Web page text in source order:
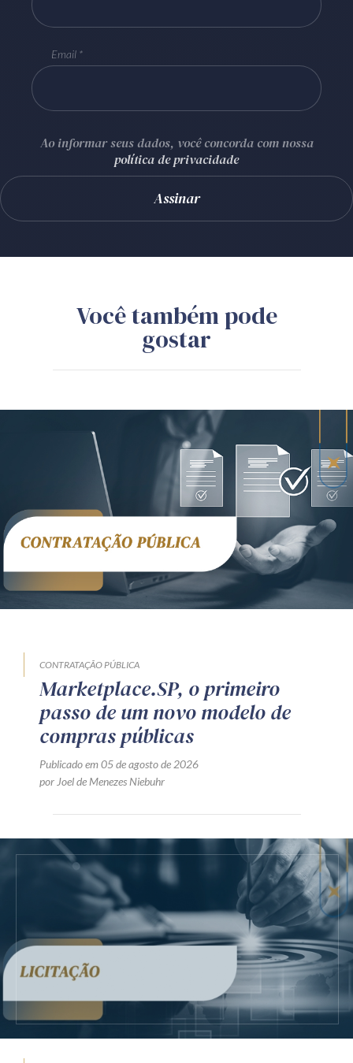
Email
Ao informar seus dados, você concorda com nossa
política de privacidade
Você também pode
gostar
CONTRATAÇÃO PÚBLICA
Marketplace.SP, o primeiro
passo de um novo modelo de
compras públicas
Publicado em 05 de agosto de 2026
por Joel de Menezes Niebuhr